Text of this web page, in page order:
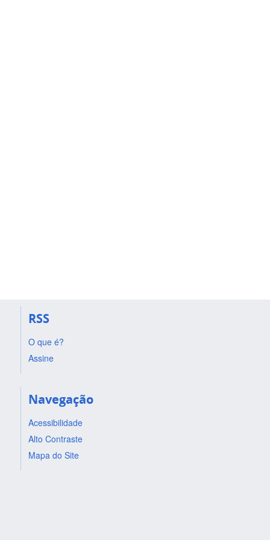
RSS
O que é?
Assine
Navegação
Acessibilidade
Alto Contraste
Mapa do Site